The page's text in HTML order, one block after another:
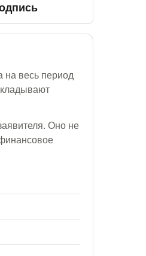
на весь период
Оно не